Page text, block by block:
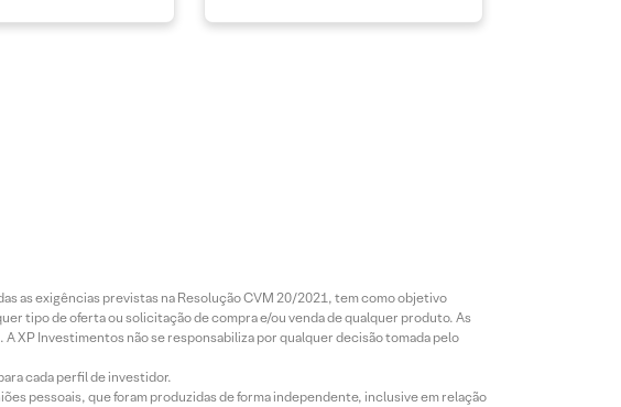
as exigências previstas na Resolução CVM 20/2021, tem como objetivo
tipo de oferta ou solicitação de compra e/ou venda de qualquer produto. As
XP Investimentos não se responsabiliza por qualquer decisão tomada pelo
cada perfil de investidor.
pessoais, que foram produzidas de forma independente, inclusive em relação